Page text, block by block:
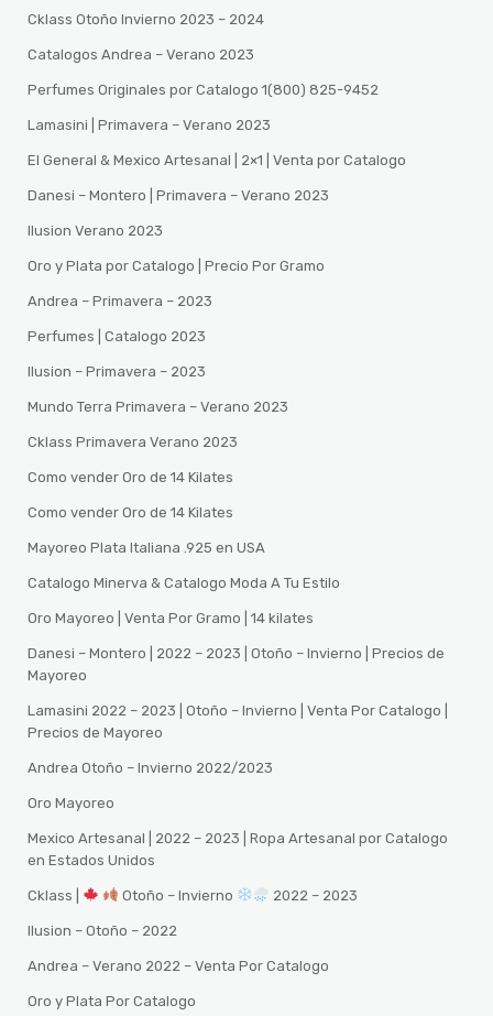
Cklass Otoño Invierno 2023 – 2024
Catalogos Andrea – Verano 2023
Perfumes Originales por Catalogo 1(800) 825-9452
Lamasini | Primavera – Verano 2023
El General & Mexico Artesanal | 2×1 | Venta por Catalogo
Danesi – Montero | Primavera – Verano 2023
Ilusion Verano 2023
Oro y Plata por Catalogo | Precio Por Gramo
Andrea – Primavera – 2023
Perfumes | Catalogo 2023
Ilusion – Primavera – 2023
Mundo Terra Primavera – Verano 2023
Cklass Primavera Verano 2023
Como vender Oro de 14 Kilates
Como vender Oro de 14 Kilates
Mayoreo Plata Italiana .925 en USA
Catalogo Minerva & Catalogo Moda A Tu Estilo
Oro Mayoreo | Venta Por Gramo | 14 kilates
Danesi – Montero | 2022 – 2023 | Otoño – Invierno | Precios de
Mayoreo
Lamasini 2022 – 2023 | Otoño – Invierno | Venta Por Catalogo |
Precios de Mayoreo
Andrea Otoño – Invierno 2022/2023
Oro Mayoreo
Mexico Artesanal | 2022 – 2023 | Ropa Artesanal por Catalogo
en Estados Unidos
Cklass | Otoño – Invierno 2022 – 2023
Ilusion – Otoño – 2022
Andrea – Verano 2022 – Venta Por Catalogo
Oro y Plata Por Catalogo